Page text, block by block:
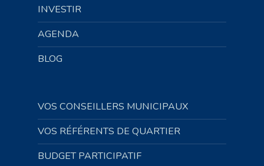
INVESTIR
AGENDA
BLOG
VOS CONSEILLERS MUNICIPAUX
VOS RÉFÉRENTS DE QUARTIER
BUDGET PARTICIPATIF